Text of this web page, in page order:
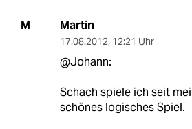
M Martin
17.08.2012, 12:21 Uhr
@Johann:
Schach spiele ich seit
schönes logisches Spiel.